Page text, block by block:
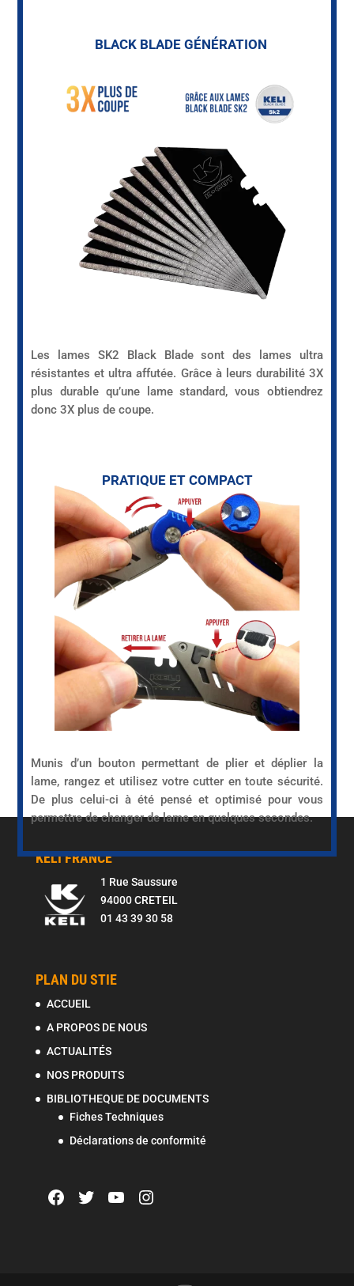
BLACK BLADE GÉNÉRATION
Les lames SK2 Black Blade sont des lames ultra
résistantes et ultra affutée. Grâce à leurs durabilité 3X
plus durable qu’une lame standard, vous obtiendrez
donc 3X plus de coupe.
PRATIQUE ET COMPACT
Munis d’un bouton permettant de plier et déplier la
lame, rangez et utilisez votre cutter en toute sécurité.
De plus celui-ci à été pensé et optimisé pour vous
permettre de changer de lame en quelques secondes.
KELI FRANCE
1 Rue Saussure
94000 CRETEIL
01 43 39 30 58
PLAN DU STIE
ACCUEIL
A PROPOS DE NOUS
ACTUALITÉS
NOS PRODUITS
BIBLIOTHEQUE DE DOCUMENTS
Fiches Techniques
Déclarations de conformité
Facebook
TwitterYouTubeInstagram